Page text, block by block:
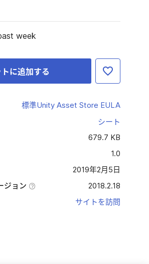
week
に追加する
標準Unity Asset Store EULA
シート
679.7 KB
1.0
2019年2月5日
ジョン
2018.2.18
サイトを訪問